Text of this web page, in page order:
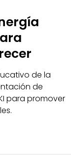
de la
de
para promover